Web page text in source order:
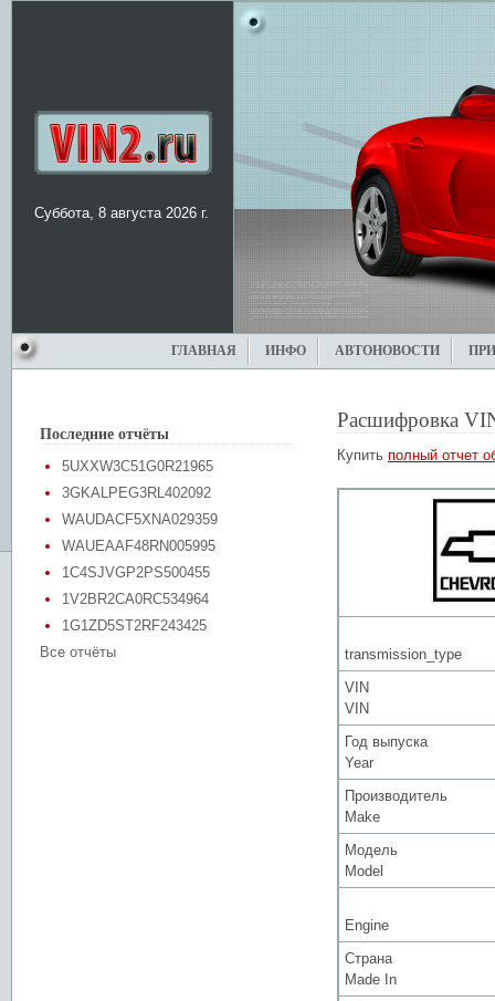
Суббота, 8 августа 2026 г.
ГЛАВНАЯ ИНФО АВТОНОВОСТИ
Последние отчёты
5UXXW3C51G0R21965
3GKALPEG3RL402092
WAUDACF5XNA029359
WAUEAAF48RN005995
1C4SJVGP2PS500455
1V2BR2CA0RC534964
1G1ZD5ST2RF243425
Все отчёты
Расшифровка
Купить полный отчет
transmission_type
VIN
VIN
Год выпуска
Year
Производитель
Make
Модель
Model
Engine
Страна
Made In